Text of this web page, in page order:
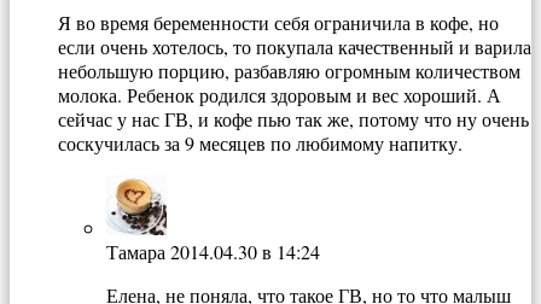
Я во время беременности себя ограничила в кофе, но
если очень хотелось, то покупала качественный и варила
небольшую порцию, разбавляю огромным количеством
молока. Ребенок родился здоровым и вес хороший. А
сейчас у нас ГВ, и кофе пью так же, потому что ну очень
соскучилась за 9 месяцев по любимому напитку.
Тамара 2014.04.30 в 14:24
Елена, не поняла, что такое ГВ, но то что малыш